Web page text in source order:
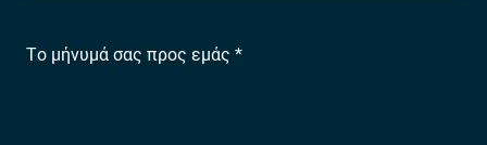
Το μήνυμά σας προς εμάς *